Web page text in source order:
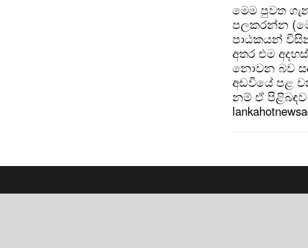
මෙම පුවත
පලකරන්න
පාඨකයන්
අතර එම
නොවන බව
අඩවියේ පළ
නම් ඒ පිළිබඳව